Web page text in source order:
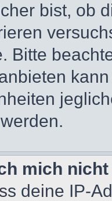
bist, ob
Bitte
mich
deine IP-